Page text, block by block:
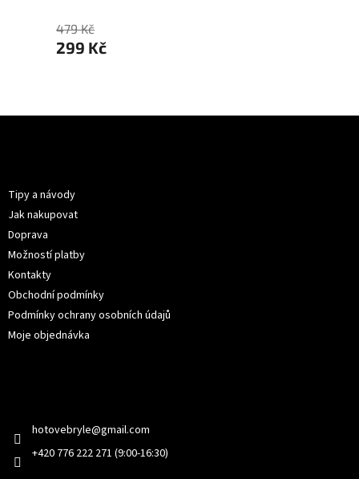
479 Kč
299 Kč
Tipy a návody
Jak nakupovat
Doprava
Možností platby
Kontakty
Obchodní podmínky
Podmínky ochrany osobních údajů
Moje objednávka
hotovebryle@gmail.com
+420 776 222 271 (9:00-16:30)